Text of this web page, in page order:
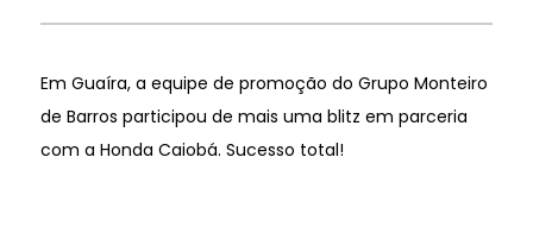
Em Guaíra, a equipe de promoção do Grupo Monteiro
de Barros participou de mais uma blitz em parceria
com a Honda Caiobá. Sucesso total!